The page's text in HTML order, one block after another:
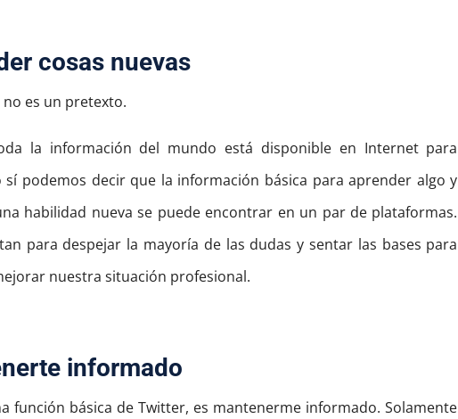
cosas nuevas
no es un pretexto.
la información del mundo está disponible en Internet para
podemos decir que la información básica para aprender algo y
habilidad nueva se puede encontrar en un par de plataformas.
para despejar la mayoría de las dudas y sentar las bases para
nuestra situación profesional.
informado
función básica de Twitter, es mantenerme informado. Solamente